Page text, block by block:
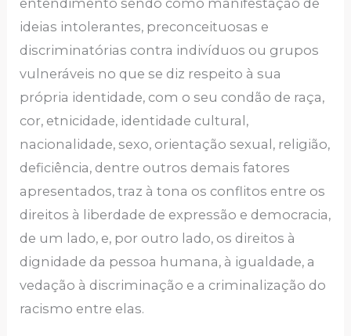
ideias intolerantes, preconceituosas e
discriminatórias contra indivíduos ou grupos
vulneráveis no que se diz respeito à sua
própria identidade, com o seu condão de raça,
cor, etnicidade, identidade cultural,
nacionalidade, sexo, orientação sexual, religião,
deficiência, dentre outros demais fatores
apresentados, traz à tona os conflitos entre os
direitos à liberdade de expressão e democracia,
de um lado, e, por outro lado, os direitos à
dignidade da pessoa humana, à igualdade, a
vedação à discriminação e a criminalização do
racismo entre elas.